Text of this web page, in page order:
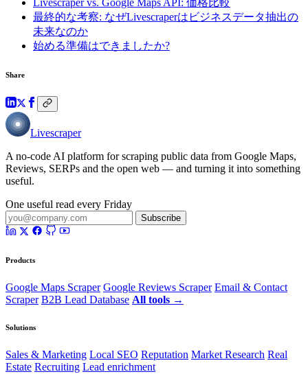
Livescraper vs. Google Maps API: 価格比較
最終的な考察: なぜLivescraperはビジネスデータ抽出の
未来なのか
始める準備はできましたか?
Share
Livescraper
A no-code AI platform for scraping public data from Google Maps,
Reviews, SERPs and the open web — and turning it into something
useful.
One useful read every Friday
Subscribe
Products
Google Maps Scraper Google Reviews Scraper Email & Contact
Scraper B2B Lead Database All tools →
Solutions
Sales & Marketing Local SEO Reputation Market Research Real
Estate Recruiting Lead enrichment